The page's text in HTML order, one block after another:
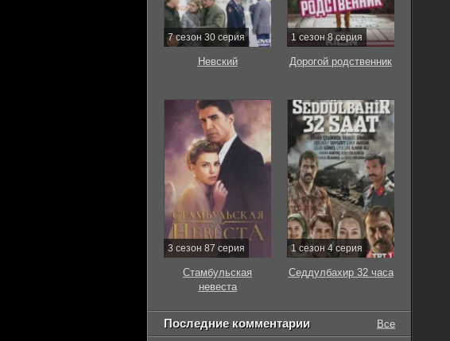
7 сезон 30 серия
Невский
1 сезон 8 серия
Дорогой родственник
3 сезон 87 серия
Стамбульская
невеста
1 сезон 4 серия
Седдулбахир 32 часа
Последние комментарии Все